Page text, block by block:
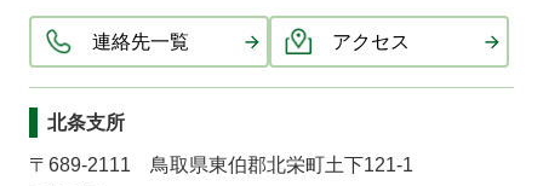
連絡先一覧 アクセス
北条支所
〒689-2111 鳥取県東伯郡北栄町土下121-1